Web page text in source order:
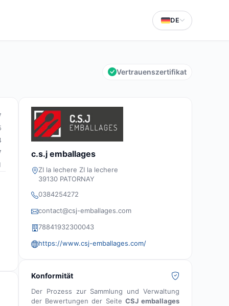
DE
Vertrauenszertifikat
c.s.j emballages
ZI la lechere ZI la lechere
39130 PATORNAY
0384254272
contact@csj-emballages.com
78841932300043
https://www.csj-emballages.com/
Konformität
Der Prozess zur Sammlung und Verwaltung
der Bewertungen der Seite CSJ emballages